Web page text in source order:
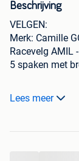
Beschrijving
VELGEN:
Merk: Camille
Racevelg AMIL
5 spaken met
Afmeting 7,5J
ET 32
Lees meer